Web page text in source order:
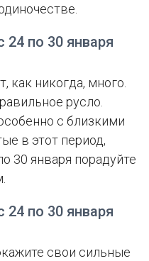
24 по 30 января
как никогда, много.
русло.
с близкими
в этот период,
30 января порадуйте
24 по 30 января
свои сильные